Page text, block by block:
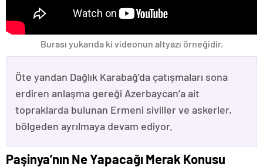
Burası yukarıda ki videonun altyazı örneğidir.
Öte yandan Dağlık Karabağ’da çatışmaları sona
erdiren anlaşma gereği Azerbaycan’a ait
topraklarda bulunan Ermeni siviller ve askerler,
bölgeden ayrılmaya devam ediyor.
Paşinya’nın Ne Yapacağı Merak Konusu